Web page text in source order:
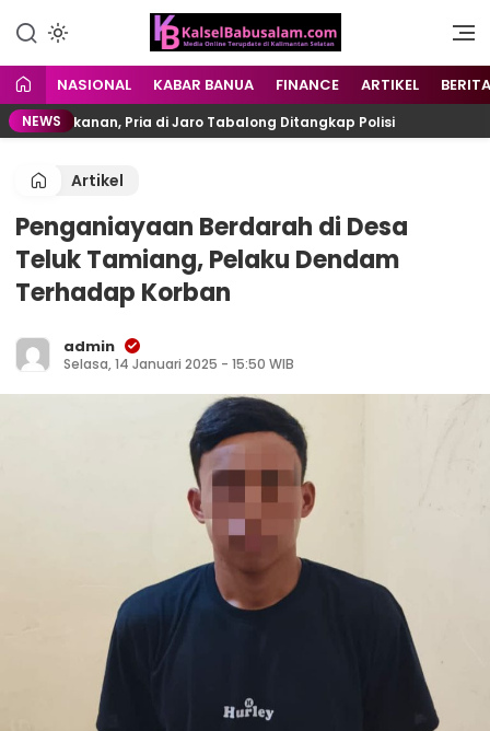
kalselbabusalam.com
Menyuarakan Kalsel,
Menginspirasi Nusantara
NASIONAL KABAR BANUA FINANCE ARTIKEL BERITA
NEWS
Makanan, Pria di Jaro Tabalong Ditangkap Polisi
Artikel
Penganiayaan Berdarah di Desa
Teluk Tamiang, Pelaku Dendam
Terhadap Korban
admin
Selasa, 14 Januari 2025 - 15:50 WIB